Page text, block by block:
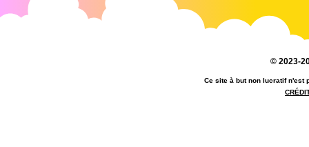
© 2023-
Ce site à but non lucratif n'est
référentiel anne disney - référentiel